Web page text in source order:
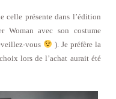
celle présente dans l’édition
Woman avec son costume
vous
). Je préfère la
lors de l’achat aurait été